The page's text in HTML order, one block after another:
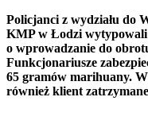
Policjanci z wydziału do
KMP w Łodzi wytypowali
o wprowadzanie do
Funkcjonariusze
65 gramów marihuany.
również klient